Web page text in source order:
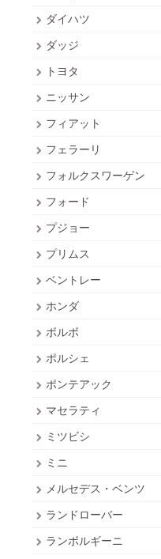
ダイハツ
ダッジ
トヨタ
ニッサン
フィアット
フェラーリ
フォルクスワーゲン
フォード
プジョー
プリムス
ベントレー
ホンダ
ボルボ
ポルシェ
ポンテアック
マセラティ
ミツビシ
ミニ
メルセデス・ベンツ
ランドローバー
ランボルギーニ